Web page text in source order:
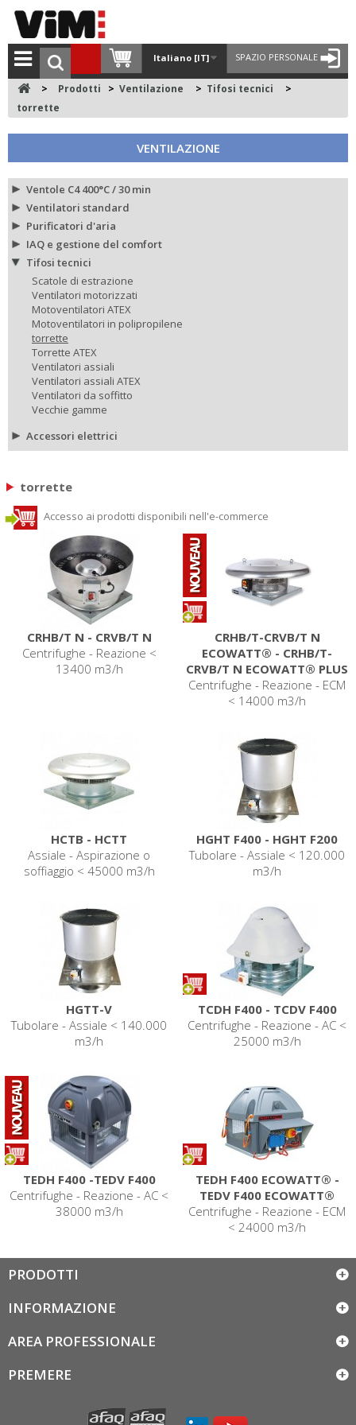
SPAZIO PERSONALE
Italiano [IT]
> Prodotti > Ventilazione > Tifosi tecnici
>
torrette
VENTILAZIONE
Ventole C4 400°C / 30 min
Ventilatori standard
Purificatori d'aria
IAQ e gestione del comfort
Tifosi tecnici
Scatole di estrazione
Ventilatori motorizzati
Motoventilatori ATEX
Motoventilatori in polipropilene
torrette
Torrette ATEX
Ventilatori assiali
Ventilatori assiali ATEX
Ventilatori da soffitto
Vecchie gamme
Accessori elettrici
torrette
Accesso ai prodotti disponibili nell'e-commerce
CRHB/T N - CRVB/T N
Centrifughe - Reazione <
13400 m3/h
CRHB/T-CRVB/T N
ECOWATT® - CRHB/T-
CRVB/T N ECOWATT® PLUS
Centrifughe - Reazione - ECM
< 14000 m3/h
HCTB - HCTT
Assiale - Aspirazione o
soffiaggio < 45000 m3/h
HGHT F400 - HGHT F200
Tubolare - Assiale < 120.000
m3/h
HGTT-V
Tubolare - Assiale < 140.000
m3/h
TCDH F400 - TCDV F400
Centrifughe - Reazione - AC <
25000 m3/h
TEDH F400 -TEDV F400
Centrifughe - Reazione - AC <
38000 m3/h
TEDH F400 ECOWATT® -
TEDV F400 ECOWATT®
Centrifughe - Reazione - ECM
< 24000 m3/h
PRODOTTI
INFORMAZIONE
AREA PROFESSIONALE
PREMERE